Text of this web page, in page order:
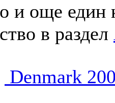
и още един
в раздел
Denmark